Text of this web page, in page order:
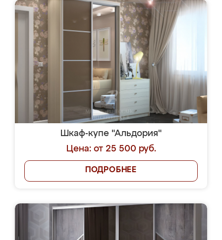
Шкаф-купе "Альдория"
Цена: от 25 500 руб.
ПОДРОБНЕЕ